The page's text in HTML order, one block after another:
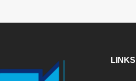
LINKS